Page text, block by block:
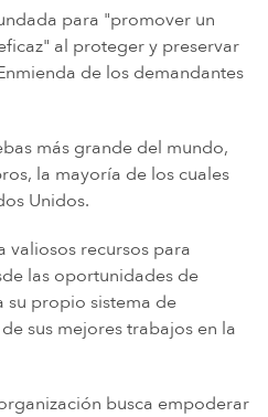
PRODUCTOS
TORT VIDEOS
CIERTAS ACCIONES
para "promover un
al proteger y preservar
de los demandantes
más grande del mundo,
la mayoría de los cuales
Unidos.
valiosos recursos para
las oportunidades de
su propio sistema de
sus mejores trabajos en la
busca empoderar